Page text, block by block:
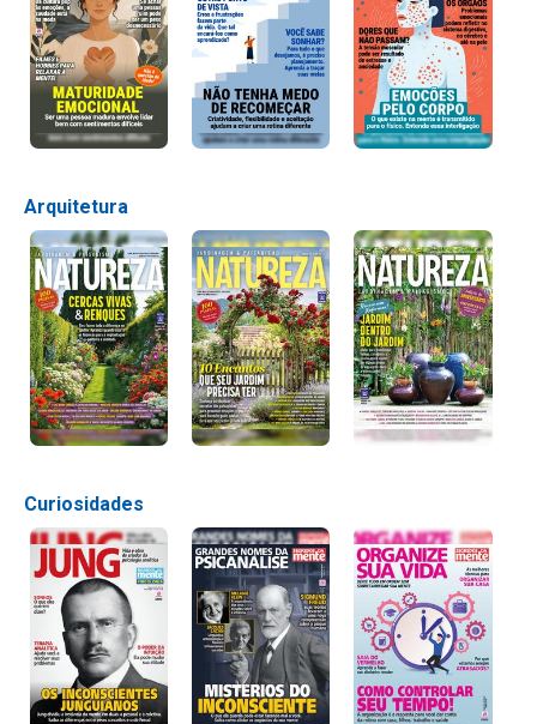
Arquitetura
Curiosidades